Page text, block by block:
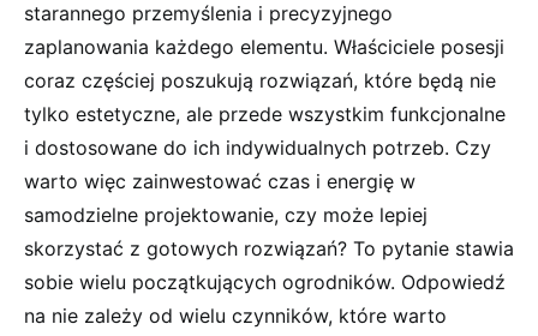
starannego przemyślenia i precyzyjnego
zaplanowania każdego elementu. Właściciele posesji
coraz częściej poszukują rozwiązań, które będą nie
tylko estetyczne, ale przede wszystkim funkcjonalne
i dostosowane do ich indywidualnych potrzeb. Czy
warto więc zainwestować czas i energię w
samodzielne projektowanie, czy może lepiej
skorzystać z gotowych rozwiązań? To pytanie stawia
sobie wielu początkujących ogrodników. Odpowiedź
na nie zależy od wielu czynników, które warto